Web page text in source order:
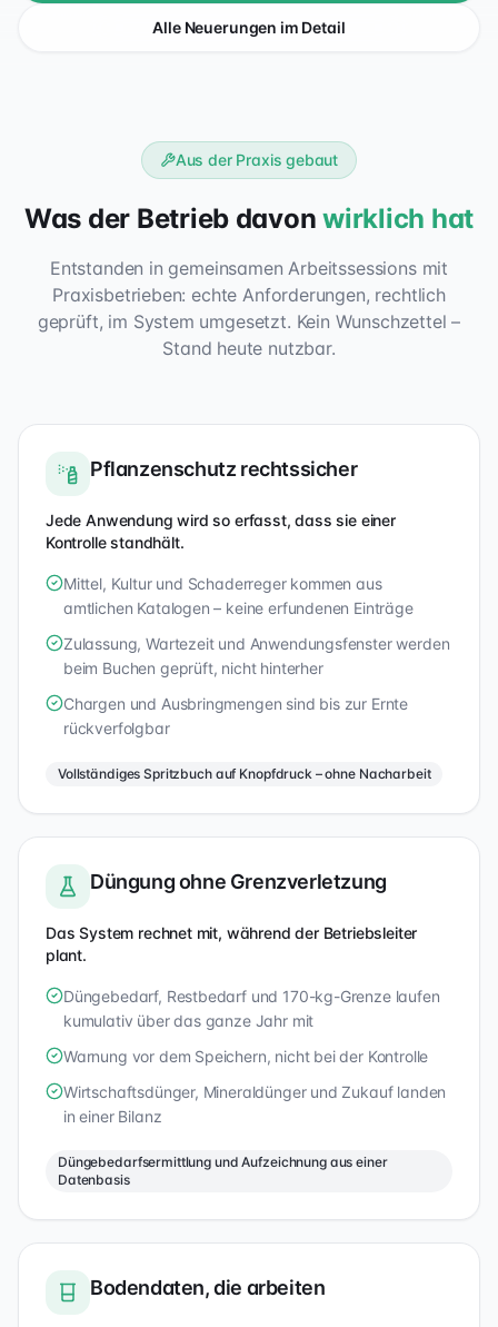
Alle Neuerungen im Detail
Aus der Praxis gebaut
Was der Betrieb davon wirklich hat
Entstanden in gemeinsamen Arbeitssessions mit
Praxisbetrieben: echte Anforderungen, rechtlich
geprüft, im System umgesetzt. Kein Wunschzettel –
Stand heute nutzbar.
Pflanzenschutz rechtssicher
Jede Anwendung wird so erfasst, dass sie einer
Kontrolle standhält.
Mittel, Kultur und Schaderreger kommen aus
amtlichen Katalogen – keine erfundenen Einträge
Zulassung, Wartezeit und Anwendungsfenster werden
beim Buchen geprüft, nicht hinterher
Chargen und Ausbringmengen sind bis zur Ernte
rückverfolgbar
Vollständiges Spritzbuch auf Knopfdruck – ohne Nacharbeit
Düngung ohne Grenzverletzung
Das System rechnet mit, während der Betriebsleiter
plant.
Düngebedarf, Restbedarf und 170-kg-Grenze laufen
kumulativ über das ganze Jahr mit
Warnung vor dem Speichern, nicht bei der Kontrolle
Wirtschaftsdünger, Mineraldünger und Zukauf landen
in einer Bilanz
Düngebedarfsermittlung und Aufzeichnung aus einer
Datenbasis
Bodendaten, die arbeiten